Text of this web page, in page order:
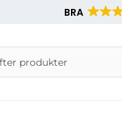
BRA
Telecom AB